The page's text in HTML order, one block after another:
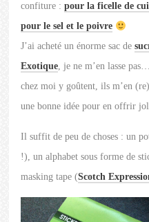
confiture :pour la ficelle de
pour le sel et le poivre
J’ai acheté un énorme sac de
Exotique, je ne m’en lasse
chez moi y goûtent, ils m’en
une bonne idée pour en offrir
Il suffit de peu de choses : un
!), un alphabet sous forme de
masking tape (Scotch